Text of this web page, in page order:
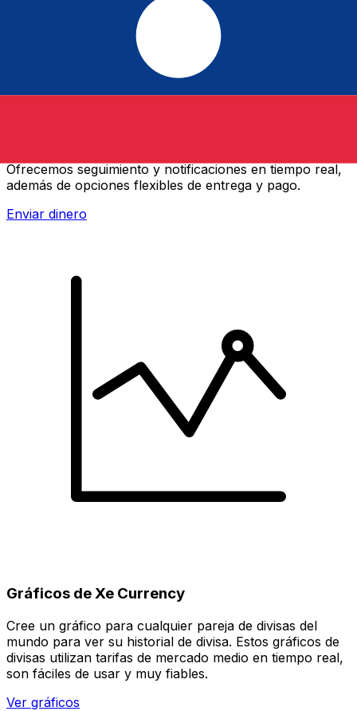
Ofrecemos seguimiento y notificaciones en tiempo real,
además de opciones flexibles de entrega y pago.
Enviar dinero
Gráficos de Xe Currency
Cree un gráfico para cualquier pareja de divisas del
mundo para ver su historial de divisa. Estos gráficos de
divisas utilizan tarifas de mercado medio en tiempo real,
son fáciles de usar y muy fiables.
Ver gráficos